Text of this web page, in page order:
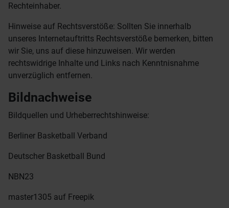
Rechteinhaber.
Hinweise auf Rechtsverstöße: Sollten Sie innerhalb
unseres Internetauftritts Rechtsverstöße bemerken, bitten
wir Sie, uns auf diese hinzuweisen. Wir werden
rechtswidrige Inhalte und Links nach Kenntnisnahme
unverzüglich entfernen.
Bildnachweise
Bildquellen und Urheberrechtshinweise:
Berliner Basketball Verband
Deutscher Basketball Bund
NBN23
master1305 auf Freepik